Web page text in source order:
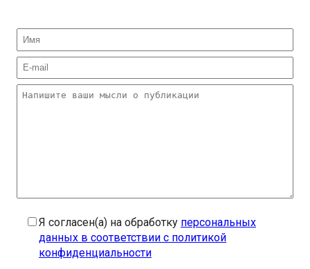
Я согласен(а) на обработку персональных
данных в соответствии с политикой
конфиденциальности